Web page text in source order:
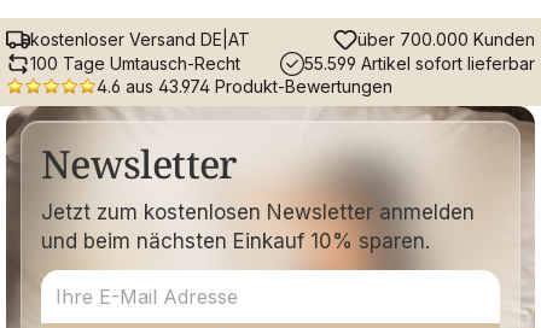
kostenloser Versand DE|AT
über 700.000 Kunden
100 Tage Umtausch-Recht
55.599 Artikel sofort lieferbar
4.6 aus 43.974 Produkt-Bewertungen
Newsletter
Jetzt zum kostenlosen Newsletter anmelden
und beim nächsten Einkauf 10% sparen.